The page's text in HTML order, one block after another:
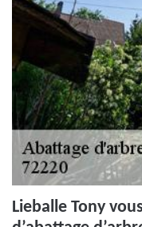
Lieballe Tony